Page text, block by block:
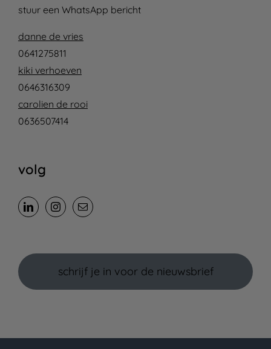
stuur een WhatsApp bericht
danne de vries
0641275811
kiki verhoeven
0646316309
carolien de rooi
0636507414
volg
schrijf je in voor de nieuwsbrief